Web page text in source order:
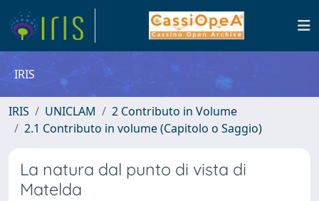
IRIS
IRIS UNICLAM
2 Contributo in Volume
2.1 Contributo in volume (Capitolo o Saggio)
La natura dal punto di vista di
Matelda